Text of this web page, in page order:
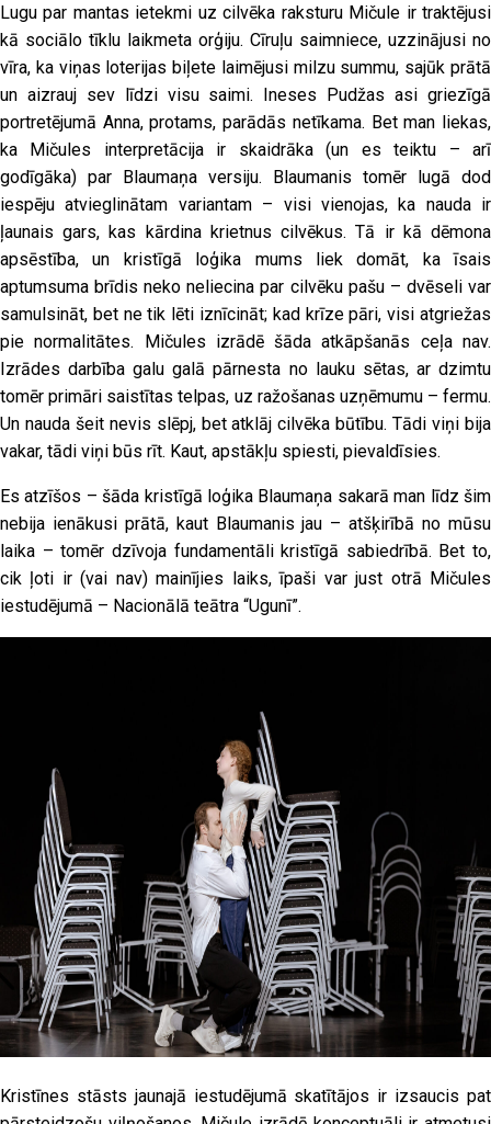
Lugu par mantas ietekmi uz cilvēka raksturu Mičule ir traktējusi
kā sociālo tīklu laikmeta orģiju. Cīruļu saimniece, uzzinājusi no
vīra, ka viņas loterijas biļete laimējusi milzu summu, sajūk prātā
un aizrauj sev līdzi visu saimi. Ineses Pudžas asi griezīgā
portretējumā Anna, protams, parādās netīkama. Bet man liekas,
ka Mičules interpretācija ir skaidrāka (un es teiktu – arī
godīgāka) par Blaumaņa versiju. Blaumanis tomēr lugā dod
iespēju atvieglinātam variantam – visi vienojas, ka nauda ir
ļaunais gars, kas kārdina krietnus cilvēkus. Tā ir kā dēmona
apsēstība, un kristīgā loģika mums liek domāt, ka īsais
aptumsuma brīdis neko neliecina par cilvēku pašu – dvēseli var
samulsināt, bet ne tik lēti iznīcināt; kad krīze pāri, visi atgriežas
pie normalitātes. Mičules izrādē šāda atkāpšanās ceļa nav.
Izrādes darbība galu galā pārnesta no lauku sētas, ar dzimtu
tomēr primāri saistītas telpas, uz ražošanas uzņēmumu – fermu.
Un nauda šeit nevis slēpj, bet atklāj cilvēka būtību. Tādi viņi bija
vakar, tādi viņi būs rīt. Kaut, apstākļu spiesti, pievaldīsies.
Es atzīšos – šāda kristīgā loģika Blaumaņa sakarā man līdz šim
nebija ienākusi prātā, kaut Blaumanis jau – atšķirībā no mūsu
laika – tomēr dzīvoja fundamentāli kristīgā sabiedrībā. Bet to,
cik ļoti ir (vai nav) mainījies laiks, īpaši var just otrā Mičules
iestudējumā – Nacionālā teātra “Ugunī”.
Kristīnes stāsts jaunajā iestudējumā skatītājos ir izsaucis pat